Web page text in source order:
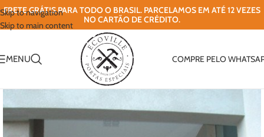
Skip to navigation
Skip to main content
FRETE GRÁTIS PARA TODO O BRASIL. PARCELAMOS EM ATÉ 12 VEZES
NO CARTÃO DE CRÉDITO.
MENU COMPRE PELO